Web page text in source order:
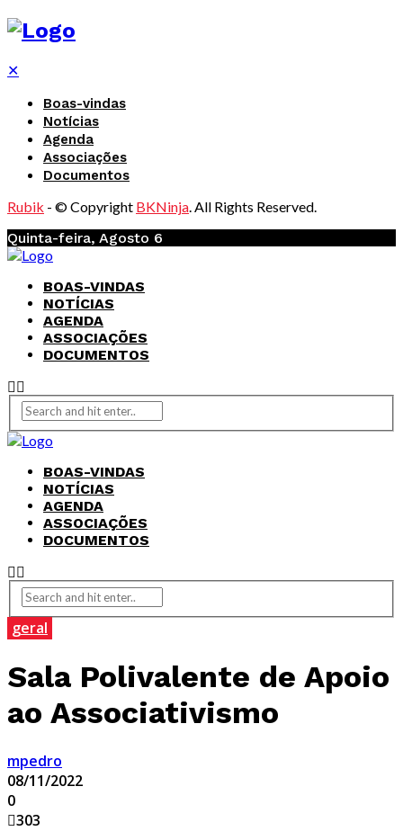
✕
Boas-vindas
Notícias
Agenda
Associações
Documentos
Rubik - © Copyright BKNinja. All Rights Reserved.
Quinta-feira, Agosto 6
BOAS-VINDAS
NOTÍCIAS
AGENDA
ASSOCIAÇÕES
DOCUMENTOS
BOAS-VINDAS
NOTÍCIAS
AGENDA
ASSOCIAÇÕES
DOCUMENTOS
geral
Sala Polivalente de Apoio
ao Associativismo
mpedro
08/11/2022
0
303